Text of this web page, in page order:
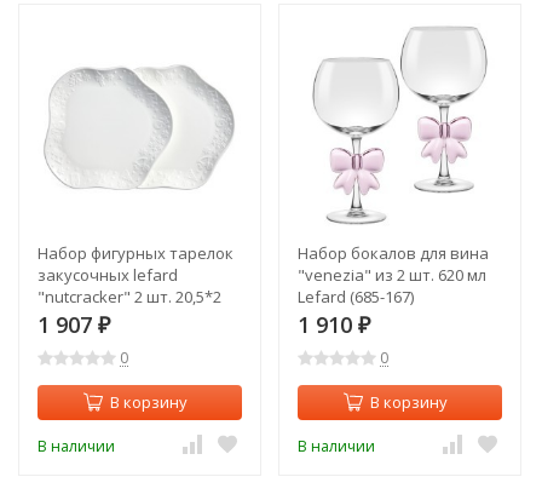
Набор фигурных тарелок
закусочных lefard
"nutcracker" 2 шт. 20,5*2
см Lefard (171-350)
1 907 ₽
0
В корзину
В наличии
Набор бокалов для вина
"venezia" из 2 шт. 620 мл
Lefard (685-167)
1 910 ₽
0
В корзину
В наличии